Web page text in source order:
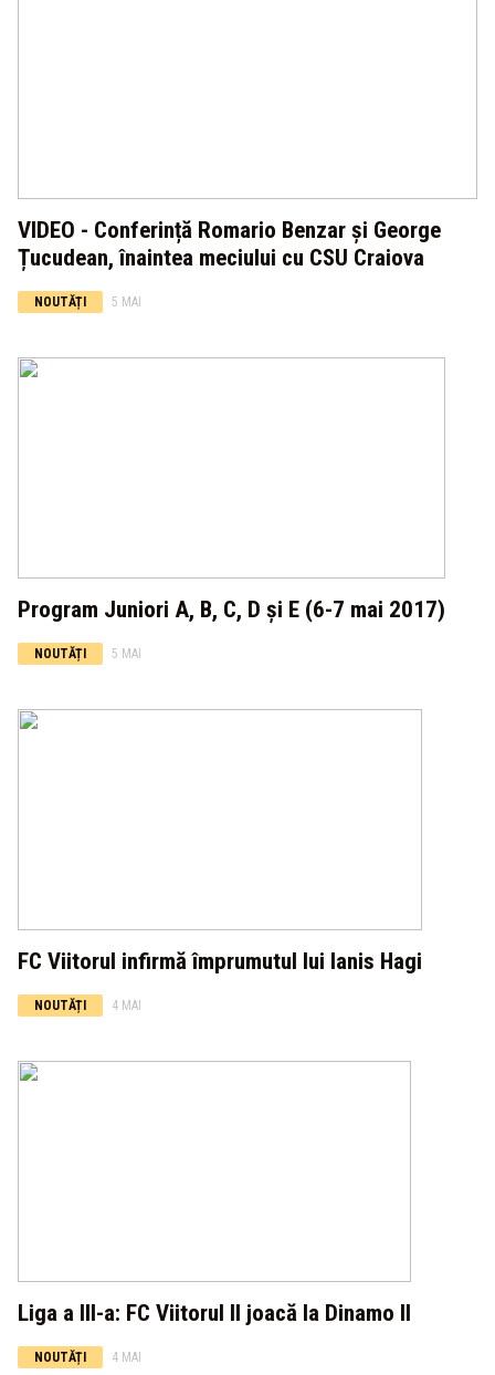
VIDEO - Conferință Romario Benzar și George
Țucudean, înaintea meciului cu CSU Craiova
NOUTĂȚI 5 MAI
Program Juniori A, B, C, D și E (6-7 mai 2017)
NOUTĂȚI 5 MAI
FC Viitorul infirmă împrumutul lui Ianis Hagi
NOUTĂȚI 4 MAI
Liga a III-a: FC Viitorul II joacă la Dinamo II
NOUTĂȚI 4 MAI